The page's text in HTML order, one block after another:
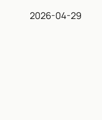
2026-04-29